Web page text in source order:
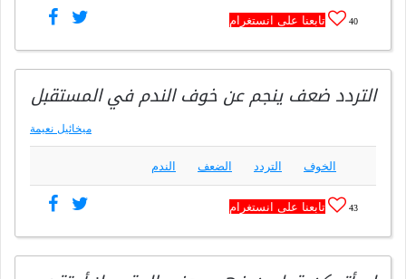
40 تابعنا على انستغرام
التردد ضعف ينجم عن خوف الندم في المستقبل
ميخائيل نعيمة
الخوف التردد الضعف الندم
43 تابعنا على انستغرام